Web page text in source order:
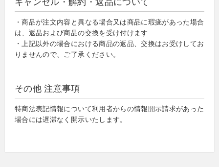
キャンセル・解約・返品について
・商品が注文内容と異なる場合又は商品に瑕疵があった場合
は、返品および商品の交換を受け付けます
・上記以外の場合における商品の返品、交換はお受けしてお
りませんので、ご了承ください。
その他 注意事項
特商法表記情報について利用者からの情報開示請求があった
場合には遅滞なく開示いたします。